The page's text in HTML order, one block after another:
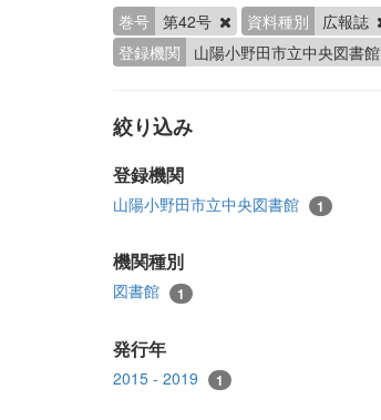
巻号 第42号 資料種別
広報誌
登録機関
山陽小野田市立中央図書館
絞り込み
登録機関
山陽小野田市立中央図書館 1
機関種別
図書館 1
発行年
2015 - 2019 1